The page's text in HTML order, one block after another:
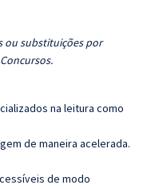
ou substituições por
na leitura como
de maneira acelerada.
de modo